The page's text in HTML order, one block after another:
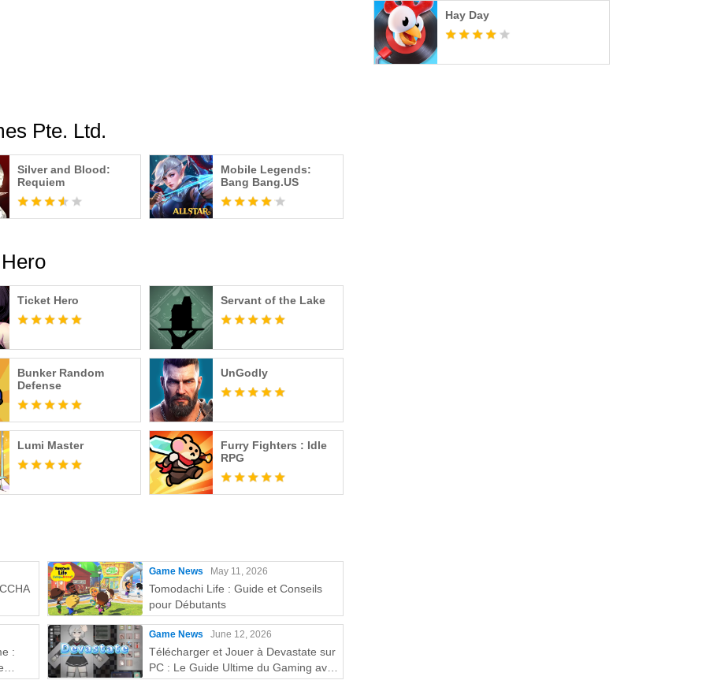
Pte. Ltd.
Silver and Blood:
Requiem
Mobile Legends:
Bang Bang.US
Ticket Hero Servant of the Lake
Bunker Random
Defense
UnGodly
Lumi Master
Furry Fighters : Idle
RPG
:
Game News May 11, 2026
Tomodachi Life : Guide et Conseils
pour Débutants
Game News June 12, 2026
Télécharger et Jouer à Devastate sur
PC : Le Guide Ultime du Gaming avec
MEmu Play
Hay Day